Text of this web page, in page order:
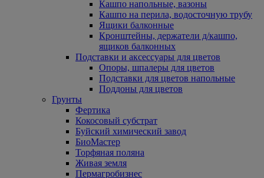
Кашпо напольные, вазоны
Кашпо на перила, водосточную трубу
Ящики балконные
Кронштейны, держатели д/кашпо,
ящиков балконных
Подставки и аксессуары для цветов
Опоры, шпалеры для цветов
Подставки для цветов напольные
Поддоны для цветов
Грунты
Фертика
Кокосовый субстрат
Буйский химический завод
БиоМастер
Торфяная поляна
Живая земля
Пермагробизнес